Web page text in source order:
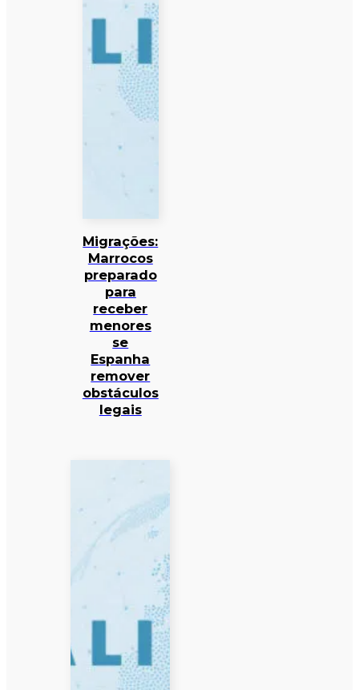
Migrações:
Marrocos
preparado
para
receber
menores
se
Espanha
remover
obstáculos
legais